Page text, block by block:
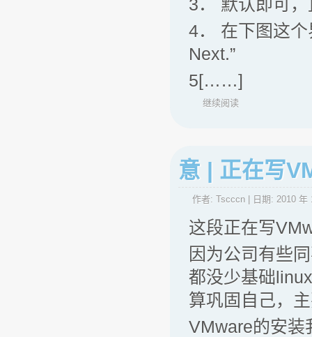
3． 默认即可
4． 在下图这
Next.”
5[……]
继续阅读
意 | 正在写
作者: Tscccn | 日期: 2010 年
这段正在写
因为公司有些
都没少基础
算巩固自己，
VMware的安